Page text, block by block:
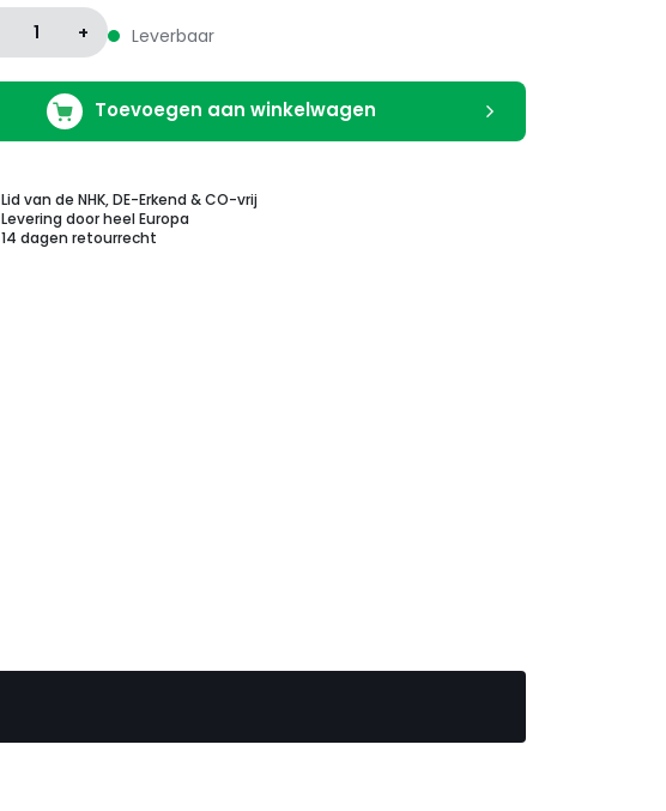
1 + Leverbaar
Toevoegen aan winkelwagen
Lid van de NHK, DE-Erkend & CO-vrij
Levering door heel Europa
14 dagen retourrecht